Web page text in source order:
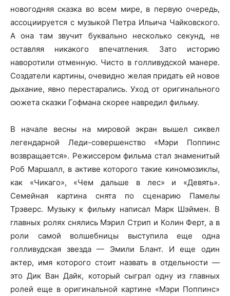
новогодняя сказка во всем мире, в первую очередь,
ассоциируется с музыкой Петра Ильича Чайковского.
А она там звучит буквально несколько секунд, не
оставляя никакого впечатления. Зато историю
наворотили отменную. Чисто в голливудской манере.
Создатели картины, очевидно желая придать ей новое
дыхание, явно перестарались. Уход от оригинального
сюжета сказки Гофмана скорее навредил фильму.
В начале весны на мировой экран вышел сиквел
легендарной Леди-совершенство «Мэри Поппинс
возвращается». Режиссером фильма стал знаменитый
Роб Маршалл, в активе которого такие киномюзиклы,
как «Чикаго», «Чем дальше в лес» и «Девять».
Семейная картина снята по сценарию Памелы
Трэверс. Музыку к фильму написал Марк Шэймен. В
главных ролях снялись Мэрил Стрип и Колин Ферт, а в
роли самой волшебницы выступила еще одна
голливудская звезда — Эмили Блант. И еще один
актер, имя которого стоит назвать в отдельности —
это Дик Ван Дайк, который сыграл одну из главных
ролей еще в оригинальной картине «Мэри Поппинс»